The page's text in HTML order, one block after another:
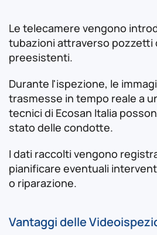
Le telecamere vengono
tubazioni attraverso pozzetti
preesistenti.
Durante l'ispezione, le
trasmesse in tempo reale a
tecnici di Ecosan Italia
stato delle condotte.
I dati raccolti vengono
pianificare eventuali
o riparazione.
Vantaggi delle